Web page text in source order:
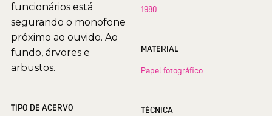
funcionários está
segurando o monofone
próximo ao ouvido. Ao
fundo, árvores e
arbustos.
TIPO DE ACERVO
1980
MATERIAL
Papel fotográfico
TÉCNICA